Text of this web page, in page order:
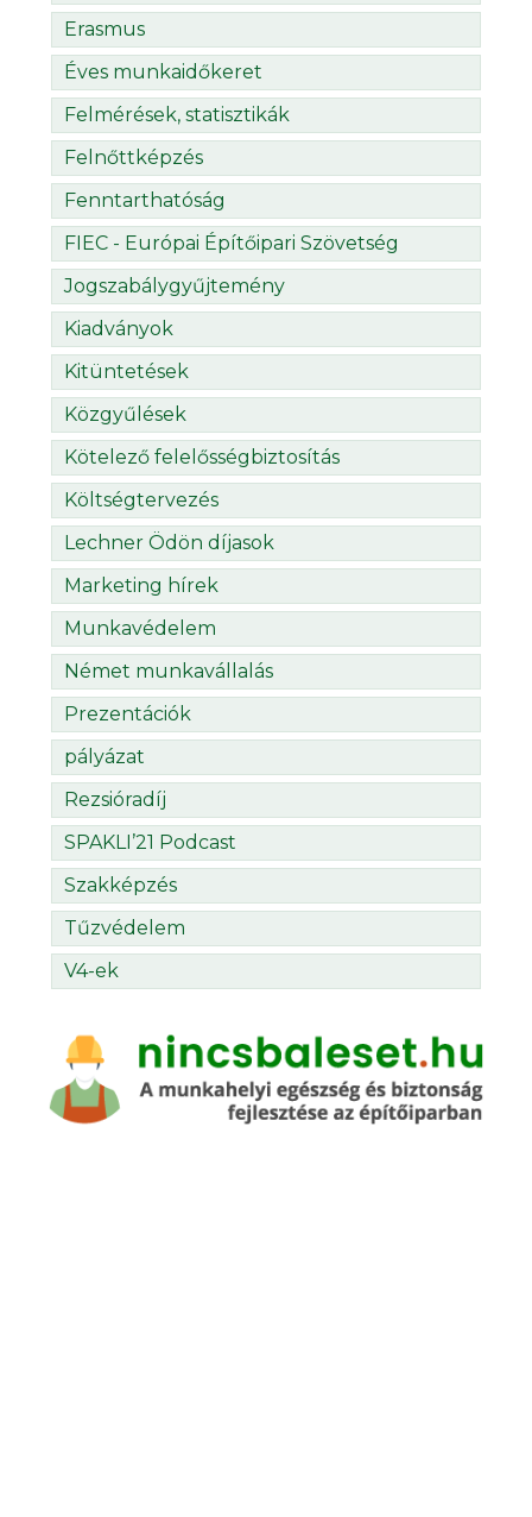
Erasmus
Éves munkaidőkeret
Felmérések, statisztikák
Felnőttképzés
Fenntarthatóság
FIEC - Európai Építőipari Szövetség
Jogszabálygyűjtemény
Kiadványok
Kitüntetések
Közgyűlések
Kötelező felelősségbiztosítás
Költségtervezés
Lechner Ödön díjasok
Marketing hírek
Munkavédelem
Német munkavállalás
Prezentációk
pályázat
Rezsióradíj
SPAKLI’21 Podcast
Szakképzés
Tűzvédelem
V4-ek